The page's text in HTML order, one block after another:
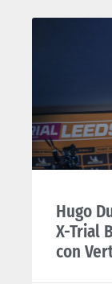
Hugo
X-Trial
con